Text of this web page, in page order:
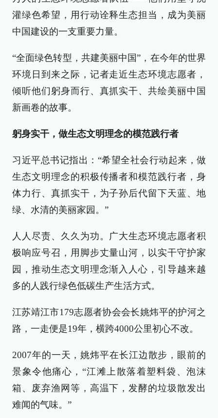
灌绿色希望，用行动诠释生态担当，成为美丽
中国建设的一支重要力量。
“全面绿色转型，共建美丽中国”，在今年的世界
环境日到来之际，记者走近生态环境志愿者，
倾听他们躬身而行、真抓实干、共绘美丽中国
新画卷的故事。
躬身实干，做生态文明理念的模范践行者
习近平总书记指出：“希望全社会行动起来，做
生态文明理念的积极传播者和模范践行者，身
体力行、真抓实干，为子孙后代留下天蓝、地
绿、水清的美丽家园。”
人人尽责、久久为功。广大生态环境志愿者积
极响应号召，用脚步丈量山河，以实干守护家
园，推动生态文明理念渐入人心，引导越来越
多的人践行绿色低碳生产生活方式。
江苏靖江市179志愿者协会会长姚炜平的护河之
路，一走便是19年，横跨4000公里初心不改。
2007年的一天，姚炜平在长江边散步，眼前的
景象令他痛心，“江滩上散落着塑料袋、泡沫
箱、废弃渔网等，高温下，发酵的垃圾散发出
难闻的气味。”